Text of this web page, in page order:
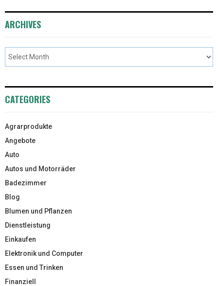
ARCHIVES
CATEGORIES
Agrarprodukte
Angebote
Auto
Autos und Motorräder
Badezimmer
Blog
Blumen und Pflanzen
Dienstleistung
Einkaufen
Elektronik und Computer
Essen und Trinken
Finanziell